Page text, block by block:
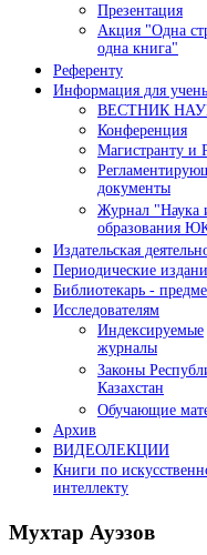
Презентация
Акция "Одна
одна книга"
Референту
Информация для
ВЕСТНИК
Конференция
Магистранту и
документы
Журнал "Наука
образования
Издательская
Периодические
Библиотекарь -
Исследователям
Индексируемые
журналы
Законы
Казахстан
Обучающие
Архив
ВИДЕОЛЕКЦИИ
Книги по
интеллекту
Мухтар Ауэзов